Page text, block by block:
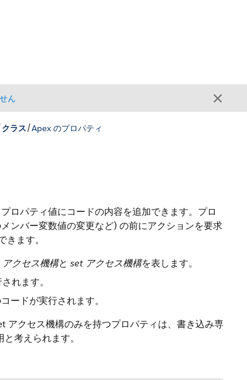
ん
クラス/Apex のプロパティ
ロパティ値にコードの内容を追加できます。プロ
ンバー変数値の変更など) の前にアクションを要求
ます。
クセス機構と set アクセス機構を表します。
れます。
ードが実行されます。
アクセス機構のみを持つプロパティは、書き込み専
考えられます。